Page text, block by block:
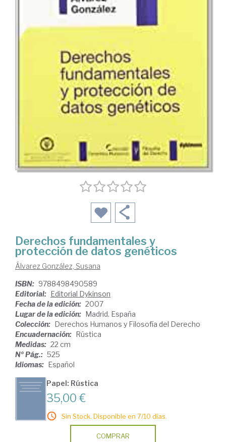
Derechos fundamentales y
protección de datos genéticos
Álvarez González, Susana
ISBN: 9788498490589
Editorial: Editorial Dykinson
Fecha de la edición: 2007
Lugar de la edición: Madrid. España
Colección: Derechos Humanos y Filosofía del Derecho
Encuadernación: Rústica
Medidas: 22 cm
Nº Pág.: 525
Idiomas: Español
Papel: Rústica
35,00 €
Sin Stock. Disponible en 7/10 días.
COMPRAR